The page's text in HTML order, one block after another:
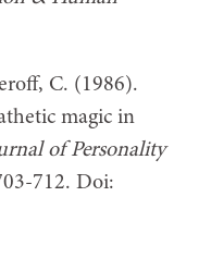
C. (1986).
magic in
of Personality
712. Doi: